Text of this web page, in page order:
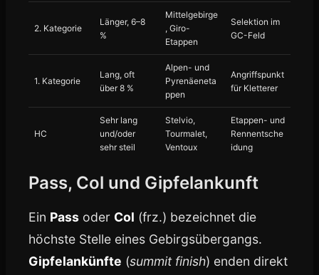
2. Kategorie
Länger, 6–8
%
Mittelgebirge
, Giro-
Etappen
Selektion im
GC-Feld
1. Kategorie
Lang, oft
über 8 %
Alpen- und
Pyrenäeneta
ppen
Angriffspunkt
für Kletterer
HC
Sehr lang
und/oder
sehr steil
Stelvio,
Tourmalet,
Ventoux
Etappen- und
Rennentsche
idung
Pass, Col und Gipfelankunft
Ein Pass oder Col (frz.) bezeichnet die
höchste Stelle eines Gebirgsübergangs.
Gipfelankünfte (summit finish) enden direkt